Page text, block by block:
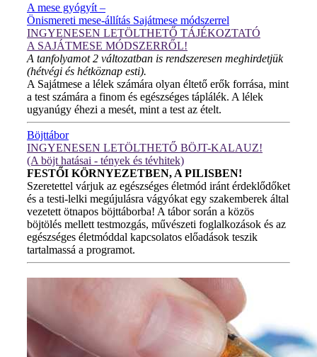
A mese gyógyít –
Önismereti mese-állítás Sajátmese módszerrel
INGYENESEN LETÖLTHETŐ TÁJÉKOZTATÓ
A SAJÁTMESE MÓDSZERRŐL!
A tanfolyamot 2 változatban is rendszeresen meghirdetjük
(hétvégi és hétköznap esti).
A Sajátmese a lélek számára olyan éltető erők forrása, mint
a test számára a finom és egészséges táplálék. A lélek
ugyanúgy éhezi a mesét, mint a test az ételt.
Böjttábor
INGYENESEN LETÖLTHETŐ BÖJT-KALAUZ!
(A böjt hatásai - tények és tévhitek)
FESTŐI KÖRNYEZETBEN, A PILISBEN!
Szeretettel várjuk az egészséges életmód iránt érdeklődőket
és a testi-lelki megújulásra vágyókat egy szakemberek által
vezetett ötnapos böjttáborba! A tábor során a közös
böjtölés mellett testmozgás, művészeti foglalkozások és az
egészséges életmóddal kapcsolatos előadások teszik
tartalmassá a programot.